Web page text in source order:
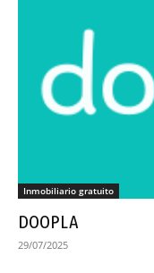
Inmobiliario gratuito
DOOPLA
29/07/2025